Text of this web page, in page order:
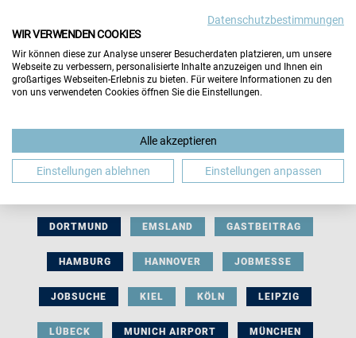
BERUFLICHE ORIENTIERUNG BEWERBUNG
DORTMUND EMSLAND GASTBEITRAG
HAMBURG HANNOVER JOBMESSE
JOBSUCHE KIEL KÖLN LEIPZIG
LÜBECK MUNICH AIRPORT MÜNCHEN
Datenschutzbestimmungen
WIR VERWENDEN COOKIES
Wir können diese zur Analyse unserer Besucherdaten platzieren, um unsere
Webseite zu verbessern, personalisierte Inhalte anzuzeigen und Ihnen ein
großartiges Webseiten-Erlebnis zu bieten. Für weitere Informationen zu den
von uns verwendeten Cookies öffnen Sie die Einstellungen.
Alle akzeptieren
Einstellungen ablehnen Einstellungen anpassen